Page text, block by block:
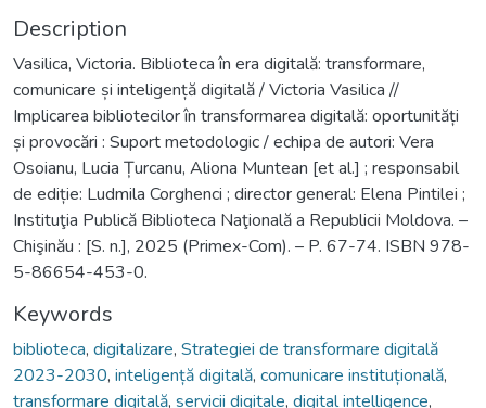
Description
Vasilica, Victoria. Biblioteca în era digitală: transformare,
comunicare și inteligență digitală / Victoria Vasilica //
Implicarea bibliotecilor în transformarea digitală: oportunități
și provocări : Suport metodologic / echipa de autori: Vera
Osoianu, Lucia Țurcanu, Aliona Muntean [et al.] ; responsabil
de ediție: Ludmila Corghenci ; director general: Elena Pintilei ;
Instituţia Publică Biblioteca Naţională a Republicii Moldova. –
Chişinău : [S. n.], 2025 (Primex-Com). – P. 67-74. ISBN 978-
5-86654-453-0.
Keywords
biblioteca, digitalizare, Strategiei de transformare digitală
2023-2030, inteligență digitală, comunicare instituțională,
transformare digitală, servicii digitale, digital intelligence,